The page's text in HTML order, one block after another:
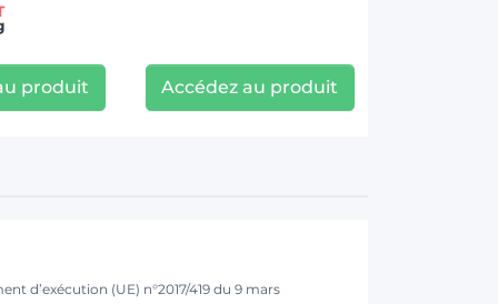
produit Accédez au produit
d’exécution (UE) n°2017/419 du 9 mars